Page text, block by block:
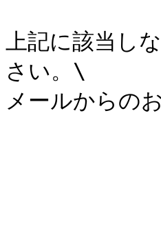
上記に該当し
さい。\